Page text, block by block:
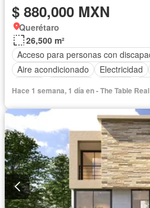
$ 880,000 MXN
Querétaro
26,500 m²
Acceso para personas con
Aire acondicionado
Electricidad
Hace 1 semana, 1 día en - The Table